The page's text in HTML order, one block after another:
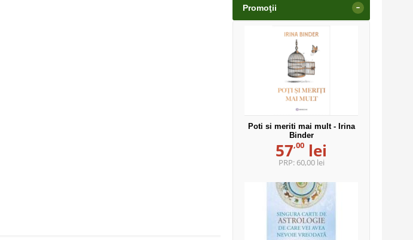
Promoţii -
Poti si meriti mai mult - Irina
Binder
57,00 lei
PRP: 60,00 lei